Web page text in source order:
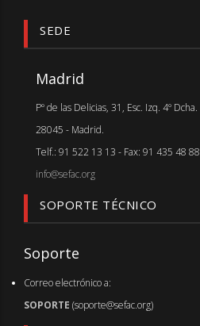
SEDE
Madrid
Pº de las Delicias, 31, Esc. Izq. 4º Dcha.
28045 - Madrid.
Telf.: 91 522 13 13 - Fax: 91 435 48 88
info@sefac.org
SOPORTE TÉCNICO
Soporte
Correo electrónico a:
SOPORTE (soporte@sefac.org)